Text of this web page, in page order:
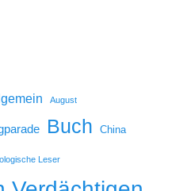
August
Buch China
Leser